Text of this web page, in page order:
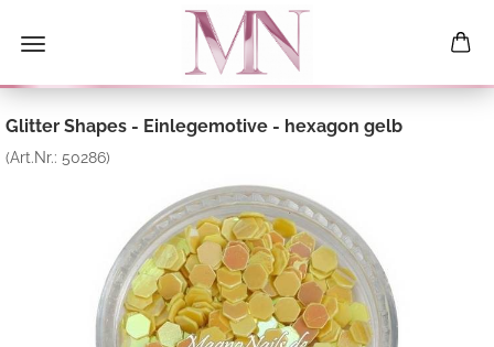
Glitter Shapes - Einlegemotive - hexagon gelb
(Art.Nr.: 50286)